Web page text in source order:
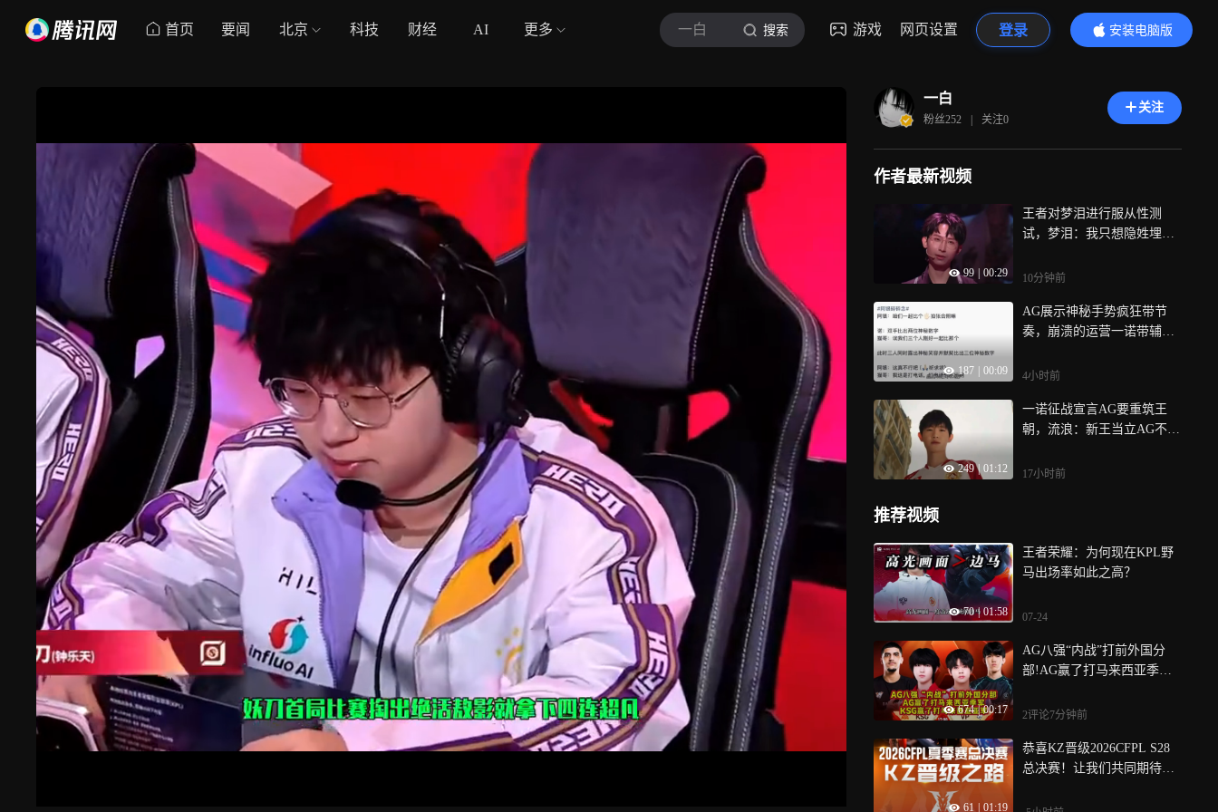
首页 要闻 北京 科技 财经 AI 更多 一白 搜索 游戏 网页设置 登录
安装电脑版
内容更精彩
一白
粉丝252 | 关注0
关注
作者最新视频
99 00:29
王者对梦泪进行服从性测
试，梦泪：我只想隐姓埋名
10分钟前
187 00:09
AG展示神秘手势疯狂带节
奏，崩溃的运营一诺带辅助
4小时前
249 | 01:12
一诺征战宣言AG要重筑王
朝，流浪：新王当立AG不可
17小时前
推荐视频
70 | 01:58
王者荣耀：为何现在KPL野
马出场率如此之高？
07-24
674 | 00:17
AG八强“内战”打前外国分
部!AG赢了打马来西亚季
军
2评论7分钟前
61 01:19
恭喜KZ晋级2026CFPL S28
总决赛！让我们共同期待他